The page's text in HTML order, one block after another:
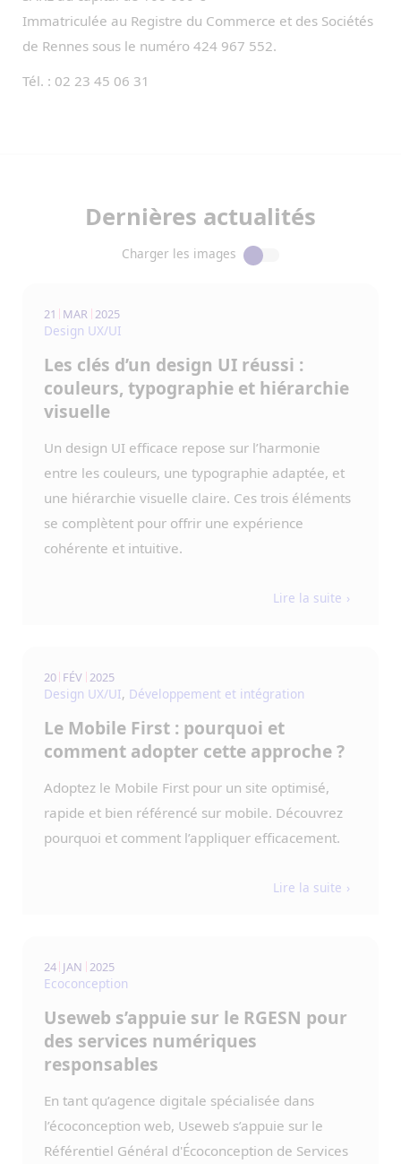
Immatriculée au Registre du Commerce et des Sociétés
de Rennes sous le numéro 424 967 552.
Tél. : 02 23 45 06 31
Dernières actualités
Charger les images
21 MAR 2025
Design UX/UI
Les clés d’un design UI réussi :
couleurs, typographie et hiérarchie
visuelle
Un design UI efficace repose sur l’harmonie
entre les couleurs, une typographie adaptée, et
une hiérarchie visuelle claire. Ces trois éléments
se complètent pour offrir une expérience
cohérente et intuitive.
Lire la suite
20 FÉV 2025
Design UX/UI, Développement et intégration
Le Mobile First : pourquoi et
comment adopter cette approche ?
Adoptez le Mobile First pour un site optimisé,
rapide et bien référencé sur mobile. Découvrez
pourquoi et comment l’appliquer efficacement.
Lire la suite
24 JAN 2025
Ecoconception
Useweb s’appuie sur le RGESN pour
des services numériques
responsables
En tant qu’agence digitale spécialisée dans
l’écoconception web, Useweb s’appuie sur le
Référentiel Général d'Écoconception de Services